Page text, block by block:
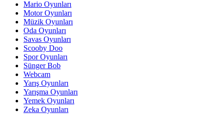
Mario Oyunları
Motor Oyunları
Müzik Oyunları
Oda Oyunları
Savas Oyunları
Scooby Doo
Spor Oyunları
Sünger Bob
Webcam
Yarış Oyunları
Yarışma Oyunları
Yemek Oyunları
Zeka Oyunları